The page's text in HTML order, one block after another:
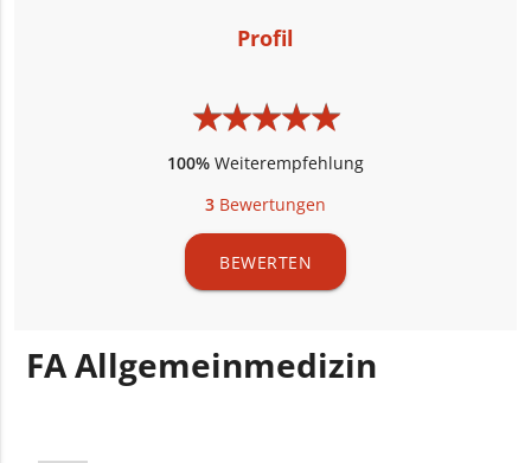
Profil
★★★★★
★★★★★
100% Weiterempfehlung
3 Bewertungen
BEWERTEN
FA Allgemeinmedizin